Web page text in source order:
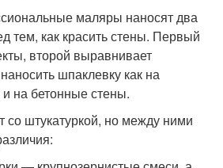
маляры наносят два
тем, как красить стены. Первый
второй выравнивает
шпаклевку как на
на бетонные стены.
со штукатуркой, но между ними